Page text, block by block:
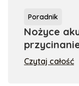
Poradnik
Nożyce
Czytaj całość